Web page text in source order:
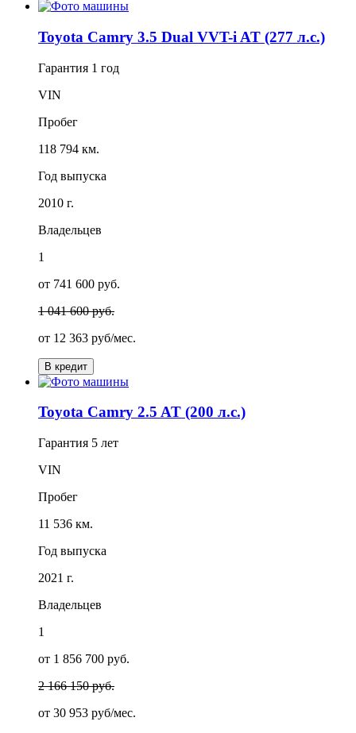
Toyota Camry 3.5 Dual VVT-i AT (277 л.с.)
Гарантия 1 год
VIN
Пробег
118 794 км.
Год выпуска
2010 г.
Владельцев
1
от 741 600 руб.
1 041 600 руб.
от 12 363 руб/мес.
В кредит
Toyota Camry 2.5 AT (200 л.с.)
Гарантия 5 лет
VIN
Пробег
11 536 км.
Год выпуска
2021 г.
Владельцев
1
от 1 856 700 руб.
2 166 150 руб.
от 30 953 руб/мес.